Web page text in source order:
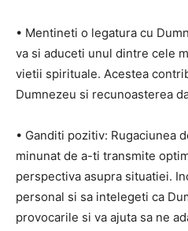
• Mentineti o legatura cu
va si aduceti unul dintre cele
vietii spirituale. Acestea
Dumnezeu si recunoasterea
• Ganditi pozitiv: Rugaciunea
minunat de a-ti transmite
perspectiva asupra situatiei.
personal si sa intelegeti ca
provocarile si va ajuta sa ne